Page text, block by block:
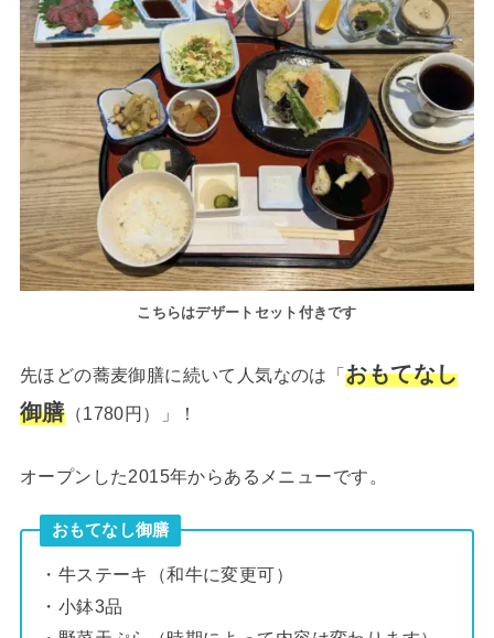
こちらはデザートセット付きです
先ほどの蕎麦御膳に続いて人気なのは「おもてなし
御膳（1780円）」！
オープンした2015年からあるメニューです。
おもてなし御膳
・牛ステーキ（和牛に変更可）
・小鉢3品